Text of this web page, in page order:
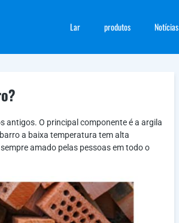
Lar produtos Notícias
antigos. O principal componente é a argila
a baixa temperatura tem alta
amado pelas pessoas em todo o